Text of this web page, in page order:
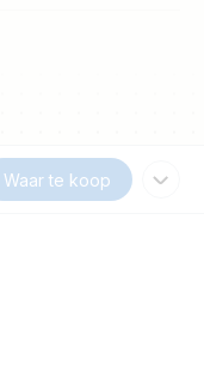
Waar te koop